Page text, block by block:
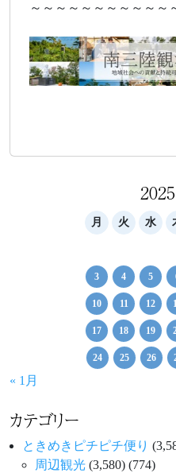
～～～～～～～～～～～
月 火 水
3 4 5
10 11 12
17 18 19
24 25 26
« 1月
カテゴリー
ときめきピチピチ便り
周辺観光 (3,580) (774)